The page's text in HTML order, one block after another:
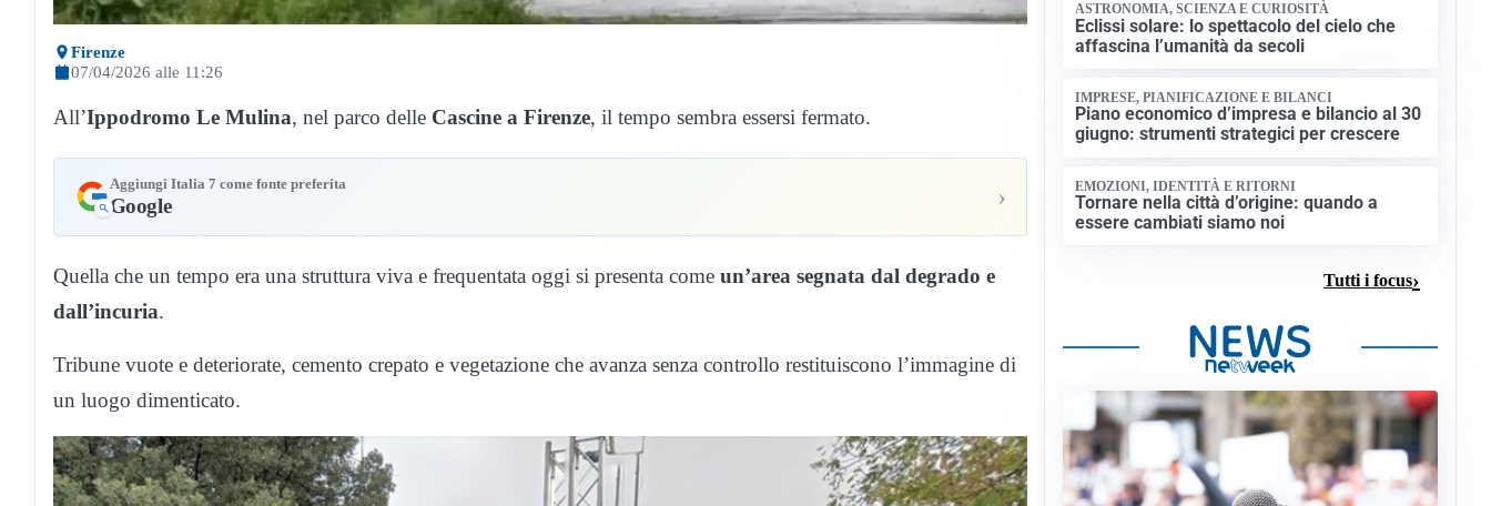
Firenze
07/04/2026 alle 11:26
All’Ippodromo Le Mulina, nel parco delle Cascine a Firenze, il tempo sembra essersi fermato.
Aggiungi Italia 7 come fonte preferita
Google ›
Quella che un tempo era una struttura viva e frequentata oggi si presenta come un’area segnata dal degrado e
dall’incuria.
Tribune vuote e deteriorate, cemento crepato e vegetazione che avanza senza controllo restituiscono l’immagine di
un luogo dimenticato.
ASTRONOMIA, SCIENZA E CURIOSITÀ
Eclissi solare: lo spettacolo del cielo che
affascina l’umanità da secoli
IMPRESE, PIANIFICAZIONE E BILANCI
Piano economico d’impresa e bilancio al 30
giugno: strumenti strategici per crescere
EMOZIONI, IDENTITÀ E RITORNI
Tornare nella città d’origine: quando a
essere cambiati siamo noi
Tutti i focus